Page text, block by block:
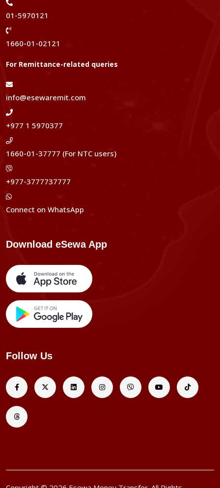
01-5970121
1660-01-02121
For Remittance-related queries
info@esewaremit.com
+977 1 5970377
1660-01-37777 (For NTC users)
+977-3777737777
Connect on WhatsApp
Download eSewa App
Follow Us